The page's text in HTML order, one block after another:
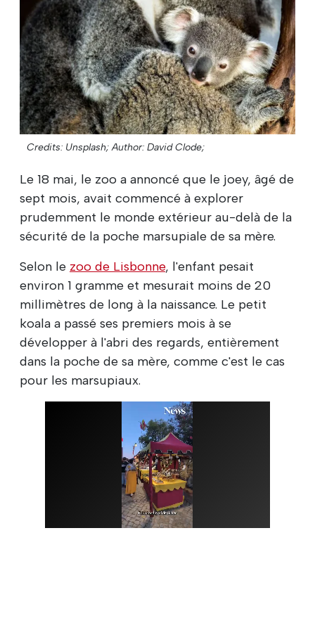
Credits: Unsplash; Author: David Clode;
Le 18 mai, le zoo a annoncé que le joey, âgé de
sept mois, avait commencé à explorer
prudemment le monde extérieur au-delà de la
sécurité de la poche marsupiale de sa mère.
Selon le zoo de Lisbonne, l'enfant pesait
environ 1 gramme et mesurait moins de 20
millimètres de long à la naissance. Le petit
koala a passé ses premiers mois à se
développer à l'abri des regards, entièrement
dans la poche de sa mère, comme c'est le cas
pour les marsupiaux.